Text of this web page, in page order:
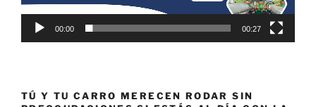
00:00 00:27
TÚ Y TU CARRO MERECEN RODAR SIN